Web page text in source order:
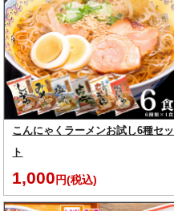
こんにゃくラーメンお試し6種セッ
ト
1,000 円(税込)